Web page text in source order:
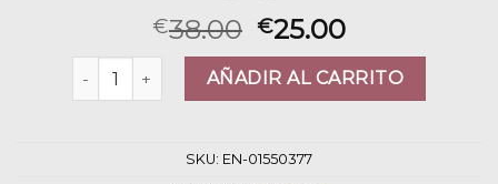
€38.00 €25.00
bolso rosa cantidadAÑADIR AL CARRITO
SKU: EN-01550377